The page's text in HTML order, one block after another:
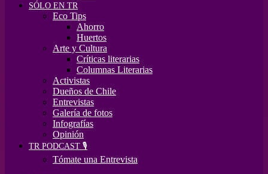
SÓLO EN TR
Eco Tips
Ahorro
Huertos
Arte y Cultura
Críticas literarias
Columnas Literarias
Activistas
Dueños de Chile
Entrevistas
Galería de fotos
Infografías
Opinión
TR PODCAST 🎙️
Tómate una Entrevista